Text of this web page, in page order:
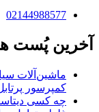
02144988577
آخرین پُست
ماشین‌آلات
کمپرسور
چه کسی